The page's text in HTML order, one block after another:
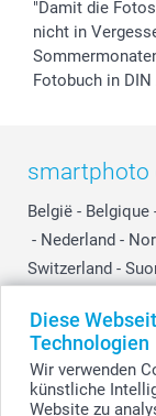
Diese
Technologien
Wir verwenden
künstliche
Website zu
"Damit die
nicht in
Fotobuch in DIN
smartphoto
België - Belgique
- Nederland -
Switzerland -
Other Countries
Alle Preise verstehen